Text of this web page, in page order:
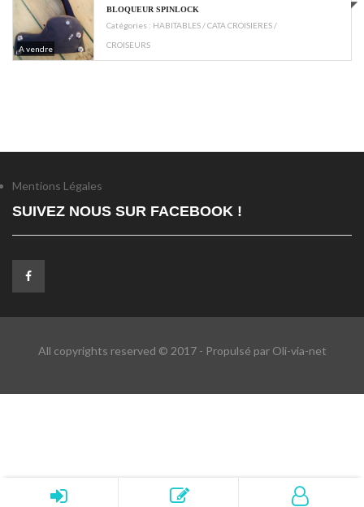
A vendre
BLOQUEUR SPINLOCK
Catégories : HABITABLES / CATA CROISIERES /
CROISEURS
Mentions Légales
SUIVEZ NOUS SUR FACEBOOK !
All copyrights reserved © 2017 - Propulsé par Oli-via-net